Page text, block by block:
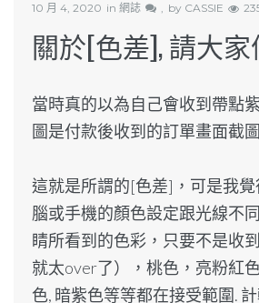
10 月 4, 2020 in 網誌 by CASSIE
關於[色差], 請大
當時真的以為自己會收到帶點
圖是付款後收到的訂單畫面截
這就是所謂的[色差]，可是我覺
腦或手機的顏色設定跟光線不
睛所看到的色彩，只要不是收
就太over了），桃色，亮粉紅
色, 暗紫色等等都在接受範圍.